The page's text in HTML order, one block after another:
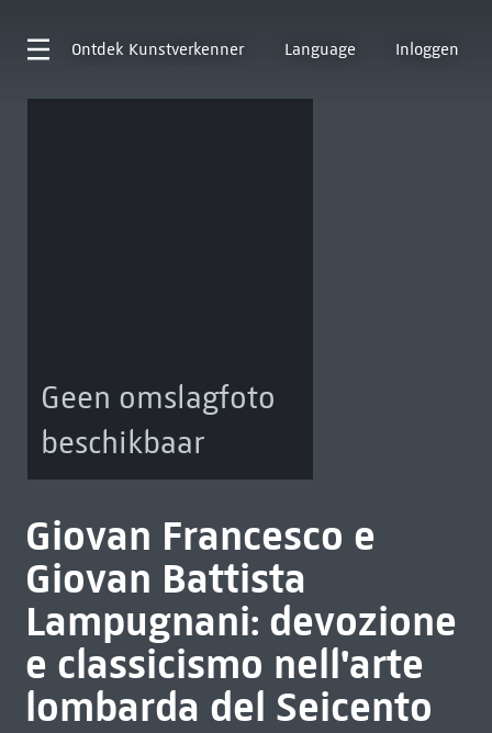
Ontdek Kunstverkenner Language Inloggen
Geen omslagfoto
beschikbaar
Giovan Francesco e
Giovan Battista
Lampugnani: devozione
e classicismo nell'arte
lombarda del Seicento